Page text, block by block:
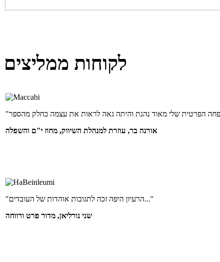
לקוחות ממליצים
אורנה בר, עוזרת למנהלת השיווק, מחוז י"ם והשפלה
"הרעיון היפה זכה לתגובות אוהדות של העובדים..."
שני נורליאן, מדור פרט ורווחה